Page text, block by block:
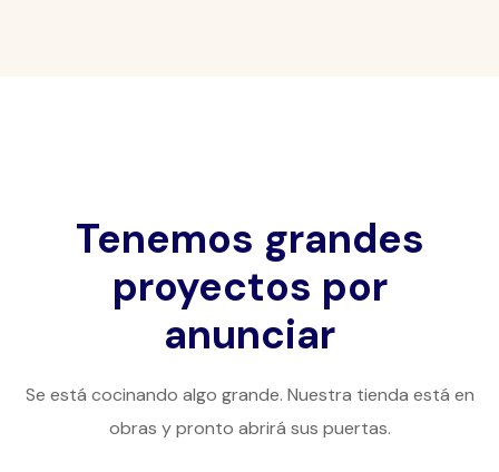
Tenemos grandes
proyectos por
anunciar
Se está cocinando algo grande. Nuestra tienda está en
obras y pronto abrirá sus puertas.